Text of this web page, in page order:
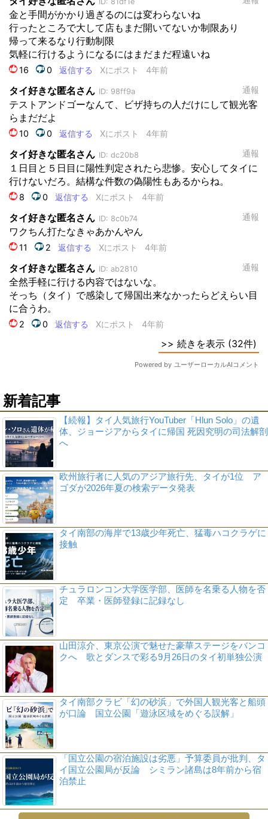
新着記事
【続報】タイ人気旅行YouTuber「Hlun Solo」の遺
体、ジョージアからタイに帰国 死因究明の司法解剖
へ
欧州旅行者に人気のアジア旅行先、タイが1位 ア
ゴダが2026年夏の検索データ発表
タイ南部の海岸で13歳少年死亡、猛毒ハコクラゲに
接触
チュラロンコン大学医学部、医師を名乗る人物を否
定 卒業・医師登録に記録なし
山田涼介、東京公演で魅せた豪華ステージをバンコ
クへ 歌とダンスで彩る9月26日のタイ初単独公演
タイ南部クラビ「幻の砂浜」で外国人観光客と船頭
が口論 国立公園「遊泳区域をめぐる誤解」
「国立公園の宿泊施設は劣悪」予算委員が批判、タ
イ国立公園局が反論 シミラン諸島は8年前から宿
泊禁止